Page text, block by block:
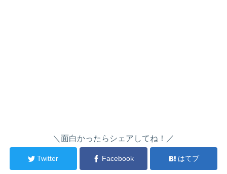
＼面白かったらシェアしてね！／
Twitter Facebook はてブ